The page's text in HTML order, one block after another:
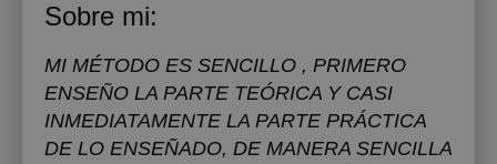
Sobre mi:
MI MÉTODO ES SENCILLO , PRIMERO
ENSEÑO LA PARTE TEÓRICA Y CASI
INMEDIATAMENTE LA PARTE PRÁCTICA
DE LO ENSEÑADO, DE MANERA SENCILLA